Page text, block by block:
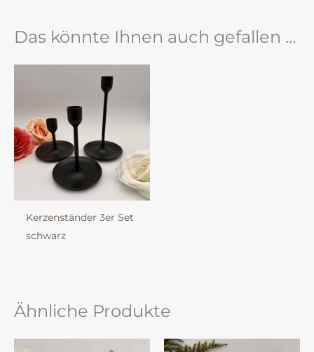
Das könnte Ihnen auch gefallen …
Kerzenständer 3er Set
schwarz
Ähnliche Produkte